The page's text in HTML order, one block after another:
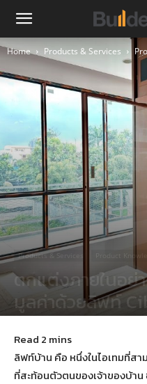
Home Products & Services
Products & Services Product
ตกแต่งภายในอย่
มูลค่าด้วยลิฟท์
ลิฟท์บ้าน คือ หนึ่งในไอเทมที่ส
ที่สะท้อนตัวตนของเจ้าของบ้า